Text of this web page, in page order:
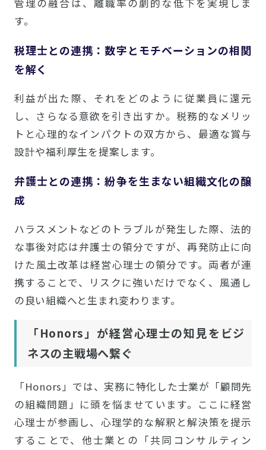
管理の融合は、離職率の劇的な低下を実現しま
す。
税理士との連携：数字とモチベーションの相関
を解く
利益が出た際、それをどのように従業員に還元
し、さらなる意欲を引き出すか。税務的なメリッ
トと心理的なインパクトの双方から、最適な賞与
設計や福利厚生を提案します。
弁護士との連携：紛争を生まない組織文化の醸
成
ハラスメントなどのトラブルが発生した際、法的
な事後対応は弁護士の領分ですが、再発防止に向
けた風土改革は経営心理士の領分です。両者が連
携することで、リスクに強いだけでなく、風通し
の良い組織へと生まれ変わります。
「Honors」が経営心理士の知見をビジ
ネスの主戦場へ繋ぐ
「Honors」では、実務に特化した士業が「顧問先
の組織問題」に頭を悩ませています。ここに経営
心理士が参画し、心理学的な解釈と解決策を提示
することで、他士業との「共同コンサルティン